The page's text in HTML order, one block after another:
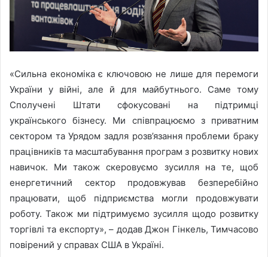
«Сильна економіка є ключовою не лише для перемоги
України у війні, але й для майбутнього. Саме тому
Сполучені Штати сфокусовані на підтримці
українського бізнесу. Ми співпрацюємо з приватним
сектором та Урядом задля розв’язання проблеми браку
працівників та масштабування програм з розвитку нових
навичок. Ми також скеровуємо зусилля на те, щоб
енергетичний сектор продовжував безперебійно
працювати, щоб підприємства могли продовжувати
роботу. Також ми підтримуємо зусилля щодо розвитку
торгівлі та експорту», – додав Джон Гінкель, Тимчасово
повірений у справах США в Україні.